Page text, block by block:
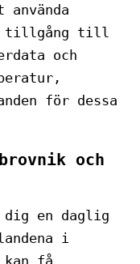
tillgång till
och
för dessa
och
dig en daglig
i
kan få